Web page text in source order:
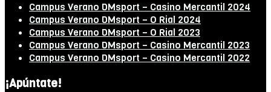
Campus Verano DMsport – Casino Mercantil 2024
Campus Verano DMsport – O Rial 2024
Campus Verano DMsport – O Rial 2023
Campus Verano DMsport – Casino Mercantil 2023
Campus Verano DMsport – Casino Mercantil 2022
¡Apúntate!